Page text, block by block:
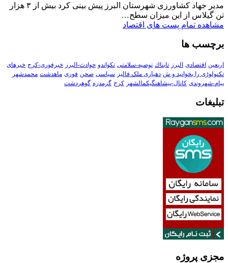
مدیر جهاد کشاورزی شهرستان البرز پیش بینی کرد بیش از ۳ هزار
تن گیلاس از این میزان سطح…
مشاهده تمام پست های اقتصاد
برچسب ها
اربعین اقتصادی البرز تابناك توصیه-سلامتی تکواندو حوادث-البرز خبرفوری-کرج خبرهای
تکنولوڑی را بخوانید و ش دهیاری ملک فالیز سیاسی صحن فوری ماهدشت محمدشهر
پیام-شهروندی کانال-پیشاهنگیکمالشهر کرج گرمدره گوهردشت
تبلیغات
مجزی پروژه